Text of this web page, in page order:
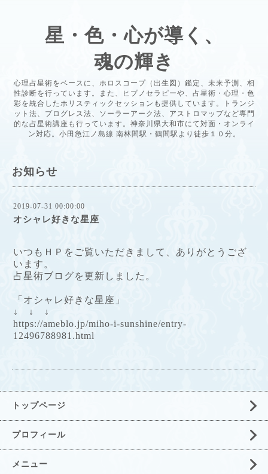
星・色・心が導く、
魂の輝き
心理占星術をベースに、ホロスコープ（出生図）鑑定、未来予測、相
性診断を行っています。また、ヒプノセラピーや、占星術・心理・色
彩を統合したホリスティックセッションも提供しています。トランジ
ット法、プログレス法、ソーラーアーク法、アストロマップなど専門
的な占星術講座も行っています。神奈川県大和市にて対面・オンライ
ン対応。小田急江ノ島線 南林間駅・鶴間駅より徒歩１０分。
お知らせ
2019-07-31 00:00:00
オシャレ好きな星座
いつもＨＰをご覧いただきまして、ありがとうござ
います。
占星術ブログを更新しました。
「オシャレ好きな星座」
↓ ↓ ↓
https://ameblo.jp/miho-i-sunshine/entry-
12496788981.html
トップページ
プロフィール
メニュー